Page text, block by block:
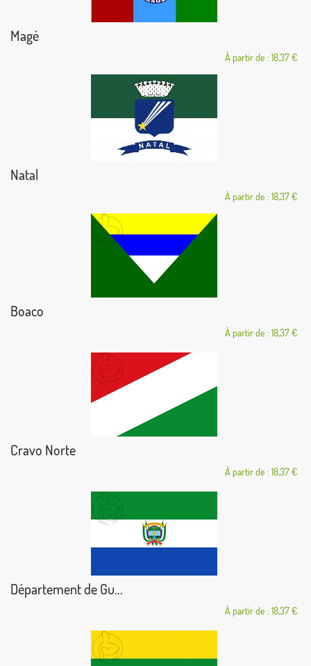
Magé
À partir de : 18,37 €
Natal
À partir de : 18,37 €
Boaco
À partir de : 18,37 €
Cravo Norte
À partir de : 18,37 €
Département de Gu...
À partir de : 18,37 €